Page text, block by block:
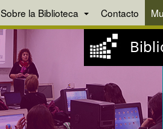
Sobre la Biblioteca Contacto